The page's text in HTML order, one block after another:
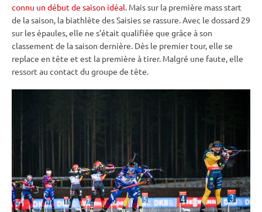
connu un début de saison idéal. Mais sur la première mass start
de la saison, la biathlète des Saisies se rassure. Avec le dossard 29
sur les épaules, elle ne s’était qualifiée que grâce à son
classement de la saison dernière. Dès le premier tour, elle se
replace en tête et est la première à tirer. Malgré une faute, elle
ressort au contact du groupe de tête.